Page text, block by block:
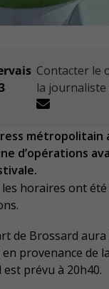
Contacter le
la journaliste
métropolitain
d’opérations
les horaires ont
de Brossard aura
provenance de
est prévu à 20h40.